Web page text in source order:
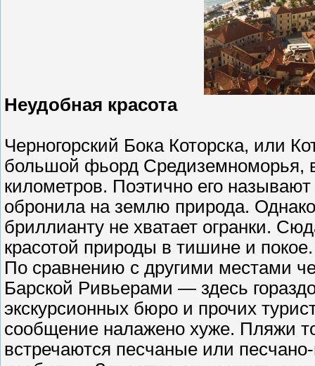
Неудобная красота
Черногорский Бока Которска, или
большой фьорд Средиземноморья,
километров. Поэтично его
обронила на землю природа.
бриллианту не хватает огранки.
красотой природы в тишине и покое.
По сравнению с другими местами
Барской Ривьерами — здесь
экскурсионных бюро и прочих
сообщение налажено хуже. Пляжи
встречаются песчаные или